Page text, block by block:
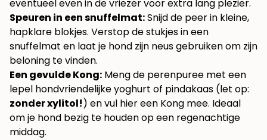
eventueel even in de vriezer voor extra lang plezier.
Speuren in een snuffelmat:Snijd de peer in kleine,
hapklare blokjes. Verstop de stukjes in een
snuffelmat en laat je hond zijn neus gebruiken om zijn
beloning te vinden.
Een gevulde Kong: Meng de perenpuree met een
lepel hondvriendelijke yoghurt of pindakaas (let op:
zonder xylitol!) en vul hier een Kong mee. Ideaal
om je hond bezig te houden op een regenachtige
middag.